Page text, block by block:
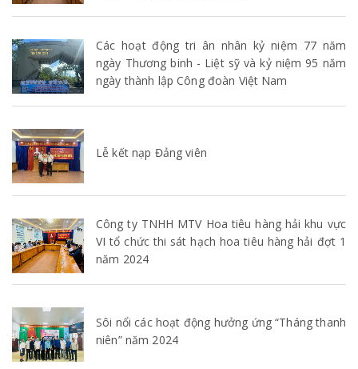
Các hoạt động tri ân nhân kỷ niệm 77 năm
ngày Thương binh - Liệt sỹ và kỷ niệm 95 năm
ngày thành lập Công đoàn Việt Nam
Lễ kết nạp Đảng viên
Công ty TNHH MTV Hoa tiêu hàng hải khu vực
VI tổ chức thi sát hạch hoa tiêu hàng hải đợt 1
năm 2024
Sôi nổi các hoạt động hưởng ứng “Tháng thanh
niên” năm 2024